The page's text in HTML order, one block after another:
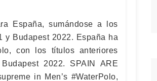
España, sumándose a los
y Budapest 2022. España ha
con los títulos anteriores
2022. SPAIN ARE
in Men’s #WaterPolo,